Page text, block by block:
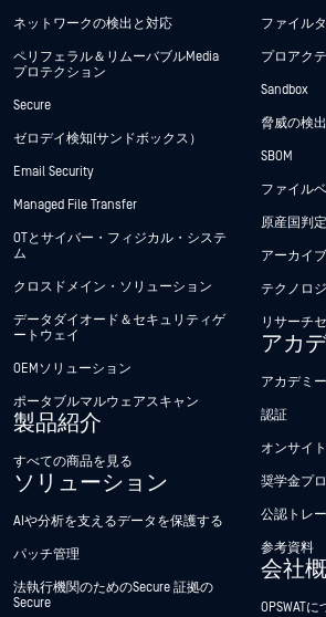
ネットワークの検出と対応
ペリフェラル＆リムーバブルMedia
プロテクション
Secure
ゼロデイ検知(サンドボックス）
Email Security
Managed File Transfer
OTとサイバー・フィジカル・システ
ム
クロスドメイン・ソリューション
データダイオード＆セキュリティゲ
ートウェイ
OEMソリューション
ポータブルマルウェアスキャン
製品紹介
すべての商品を見る
ソリューション
AIや分析を支えるデータを保護する
パッチ管理
法執行機関のためのSecure 証拠の
Secure
ファイル
プロアク
Sandbox
脅威の検出
SBOM
ファイル
原産国判定
アーカイ
テクノロ
リサーチ
アカ
アカデミ
認証
オンサイ
奨学金プ
公認トレ
参考資料
会社
OPSWATに